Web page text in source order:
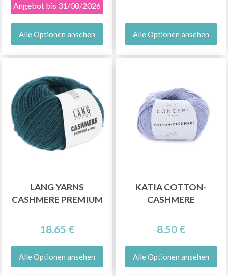
Angebot bis 31/08/2026
Alle Optionen ansehen Alle Optionen ansehen
LANG YARNS
CASHMERE PREMIUM
18.65 €
Alle Optionen ansehen
KATIA COTTON-
CASHMERE
8.50 €
Alle Optionen ansehen